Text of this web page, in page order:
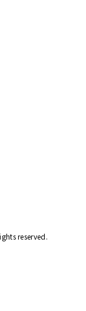
reserved.